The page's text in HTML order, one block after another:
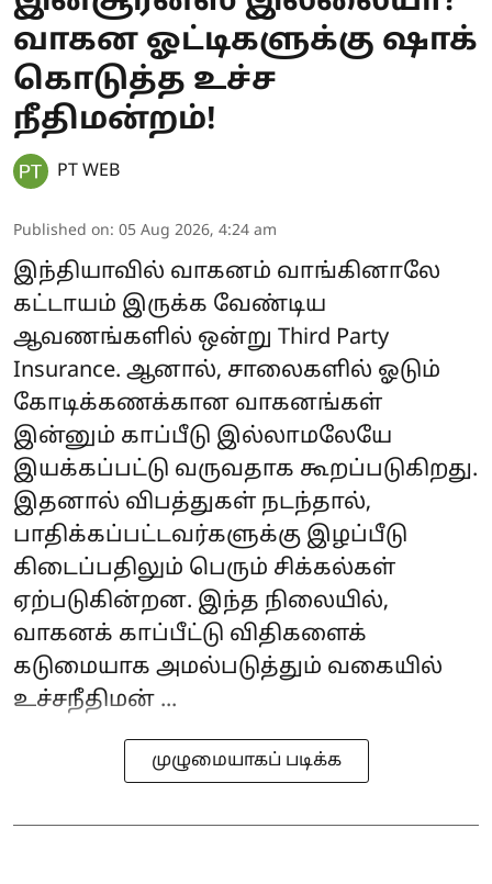
வாகன ஓட்டிகளுக்கு ஷாக்
கொடுத்த உச்ச
நீதிமன்றம்!
PT WEB
Published on: 05 Aug 2026, 4:24 am
இந்தியாவில் வாகனம் வாங்கினாலே
கட்டாயம் இருக்க வேண்டிய
ஆவணங்களில் ஒன்று Third Party
Insurance. ஆனால், சாலைகளில் ஓடும்
கோடிக்கணக்கான வாகனங்கள்
இன்னும் காப்பீடு இல்லாமலேயே
இயக்கப்பட்டு வருவதாக கூறப்படுகிறது.
இதனால் விபத்துகள் நடந்தால்,
பாதிக்கப்பட்டவர்களுக்கு இழப்பீடு
கிடைப்பதிலும் பெரும் சிக்கல்கள்
ஏற்படுகின்றன. இந்த நிலையில்,
வாகனக் காப்பீட்டு விதிகளைக்
கடுமையாக அமல்படுத்தும் வகையில்
உச்சநீதிமன் ...
முழுமையாகப் படிக்க